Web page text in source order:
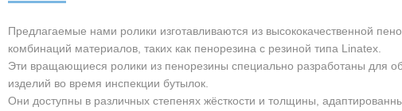
Предлагаемые нами ролики изготавливаются из высококачественной
комбинаций материалов, таких как пенорезина с резиной типа Linatex.
Эти вращающиеся ролики из пенорезины специально разработаны для
изделий во время инспекции бутылок.
Они доступны в различных степенях жёсткости и толщины,